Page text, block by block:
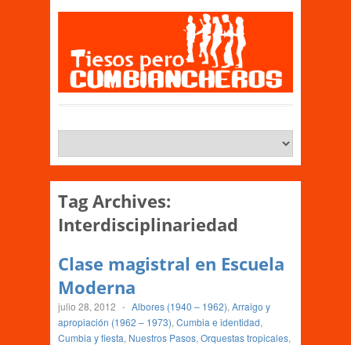
Tag Archives:
Interdisciplinariedad
Clase magistral en Escuela
Moderna
julio 28, 2012 - Albores (1940 – 1962), Arraigo y
apropiación (1962 – 1973), Cumbia e identidad,
Cumbia y fiesta, Nuestros Pasos, Orquestas tropicales,